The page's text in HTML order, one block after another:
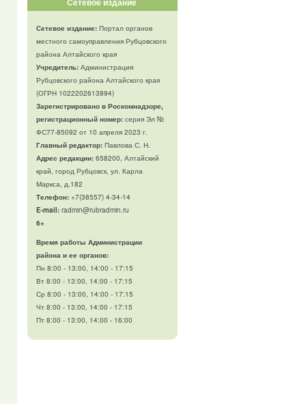
Сетевое издание: Портал органов
местного самоуправления Рубцовского
района Алтайского края
Учредитель: Администрация
Рубцовского района Алтайского края
(ОГРН 1022202613894)
Зарегистрировано в Роскомнадзоре,
регистрационный номер: серия Эл №
ФС77-85092 от 10 апреля 2023 г.
Главный редактор: Павлова С. Н.
Адрес редакции: 658200, Алтайский
край, город Рубцовск, ул. Карла
Маркса, д.182
Телефон: +7(38557) 4-34-14
E-mail: radmin@rubradmin.ru
6+
Время работы Администрации
района и ее органов:
Пн 8:00 - 13:00, 14:00 - 17:15
Вт 8:00 - 13:00, 14:00 - 17:15
Ср 8:00 - 13:00, 14:00 - 17:15
Чт 8:00 - 13:00, 14:00 - 17:15
Пт 8:00 - 13:00, 14:00 - 16:00